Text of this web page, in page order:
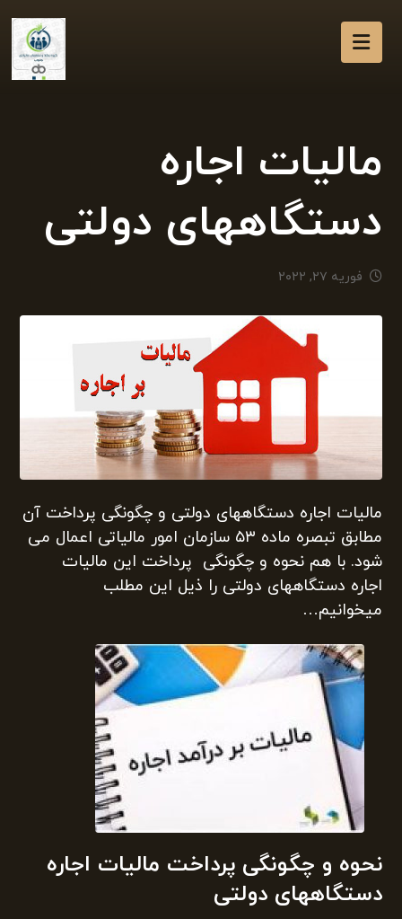
مالیات اجاره
دستگاههای دولتی
فوریه ۲۷, ۲۰۲۲
مالیات اجاره دستگاههای دولتی و چگونگی پرداخت آن
مطابق تبصره ماده ۵۳ سازمان امور مالیاتی اعمال می
شود. با هم نحوه و چگونگی پرداخت این مالیات
اجاره دستگاههای دولتی را ذیل این مطلب
میخوانیم…
نحوه و چگونگی پرداخت مالیات اجاره
دستگاههای دولتی